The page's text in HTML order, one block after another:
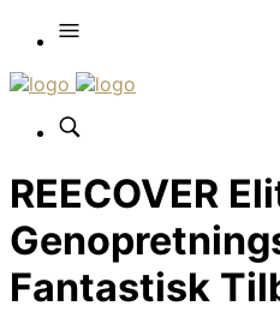
REECOVER
Fantastisk